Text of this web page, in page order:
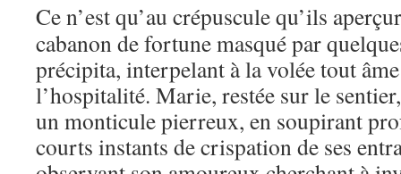
Ce n’est qu’au crépuscule qu’ils
cabanon de fortune masqué par
précipita, interpelant à la volée tout
l’hospitalité. Marie, restée sur le
un monticule pierreux, en soupirant
courts instants de crispation de ses